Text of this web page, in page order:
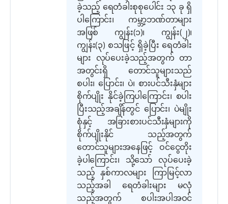
ခဲ့သည့် ရေတံခါးစုစုပေါင်း ၁၃ ခု ရှိ
ပါကြောင်း၊ ကမ္ဘာ့ဘဏ်တာများ
အဖြစ် ကျွန်း(၁)၊ ကျွန်း(၂)၊
ကျွန်း(၃) စသဖြင့် ရှိခဲ့ပြီး ရေတံခါး
များ လုပ်ပေးခဲ့သည့်အတွက် တာ
အတွင်းရှိ တောင်သူများသည်
စပါး၊ ပြောင်း၊ ပဲ၊ စားပင်သီးနှံများ
စိုက်ပျိုး နိုင်ခဲ့ကြပါကြောင်း၊ စပါး
ပြီးသည့်အချိန်တွင် ပြောင်း၊ ပဲမျိုး
စုံနှင့် အခြားစားပင်သီးနှံများကို
စိုက်ပျိုးနိုင် သည့်အတွက်
တောင်သူများအနေဖြင့် ဝင်ငွေတိုး
ခဲ့ပါကြောင်း၊ သို့သော် လုပ်ပေးခဲ့
သည့် နှစ်ကာလများ ကြာမြင့်လာ
သည့်အခါ ရေတံခါးများ မလုံ
သည့်အတွက် စပါးအပါအဝင်